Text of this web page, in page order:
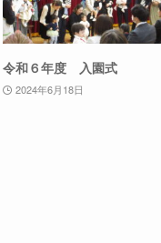
令和６年度 入園式
2024年6月18日